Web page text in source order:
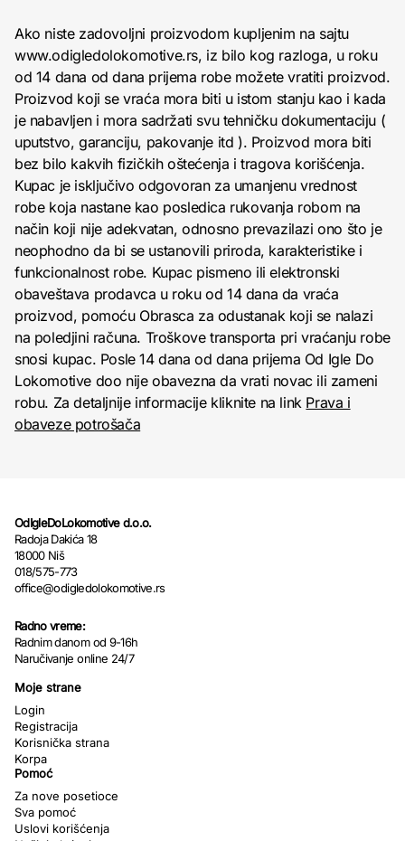
Ako niste zadovoljni proizvodom kupljenim na sajtu
www.odigledolokomotive.rs, iz bilo kog razloga, u roku
od 14 dana od dana prijema robe možete vratiti proizvod.
Proizvod koji se vraća mora biti u istom stanju kao i kada
je nabavljen i mora sadržati svu tehničku dokumentaciju (
uputstvo, garanciju, pakovanje itd ). Proizvod mora biti
bez bilo kakvih fizičkih oštećenja i tragova korišćenja.
Kupac je isključivo odgovoran za umanjenu vrednost
robe koja nastane kao posledica rukovanja robom na
način koji nije adekvatan, odnosno prevazilazi ono što je
neophodno da bi se ustanovili priroda, karakteristike i
funkcionalnost robe. Kupac pismeno ili elektronski
obaveštava prodavca u roku od 14 dana da vraća
proizvod, pomoću Obrasca za odustanak koji se nalazi
na poledjini računa. Troškove transporta pri vraćanju robe
snosi kupac. Posle 14 dana od dana prijema Od Igle Do
Lokomotive doo nije obavezna da vrati novac ili zameni
robu. Za detaljnije informacije kliknite na link Prava i
obaveze potrošača
OdIgleDoLokomotive d.o.o.
Radoja Dakića 18
18000 Niš
018/575-773
office@odigledolokomotive.rs
Radno vreme:
Radnim danom od 9-16h
Naručivanje online 24/7
Moje strane
Login
Registracija
Korisnička strana
Korpa
Pomoć
Za nove posetioce
Sva pomoć
Uslovi korišćenja